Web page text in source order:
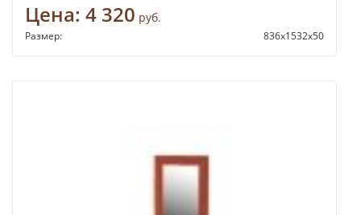
Цена: 4 320 руб.
Размер: 836х1532х50